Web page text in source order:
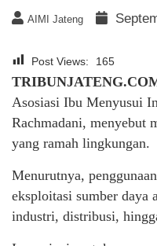
AIMI Jateng
Post Views: 165
Asosiasi Ibu Menyusui
Rachmadani, menyebut
yang ramah lingkungan.
Menurutnya,
eksploitasi sumber daya
industri, distribusi,